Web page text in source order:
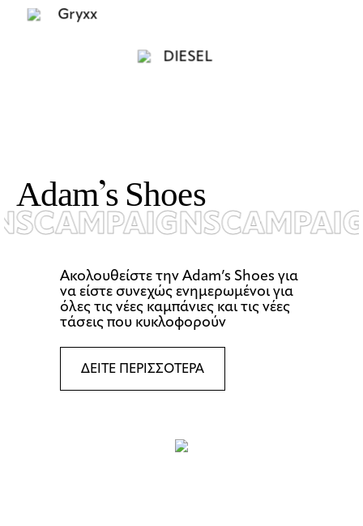
Adam’sShoes
CAMPAIGNS
Ακολουθείστε την Αdam’s Shoes για
να είστε συνεχώς ενημερωμένοι για
όλες τις νέες καμπάνιες και τις νέες
τάσεις που κυκλοφορούν
ΔΕΙΤΕ ΠΕΡΙΣΣΟΤΕΡΑ